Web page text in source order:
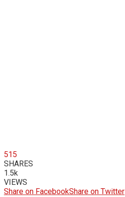
515
SHARES
1.5k
VIEWS
Share on FacebookShare on Twitter